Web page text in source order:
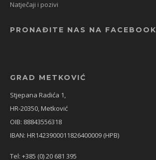
Natječaji i pozivi
PRONAĐITE NAS NA
GRAD METKOVIĆ
Stjepana Radića 1,
HR-20350, Metković
OIB: 88843556318
IBAN: HR1423900011826400009 (HPB)
Tel: +385 (0) 20 681 395